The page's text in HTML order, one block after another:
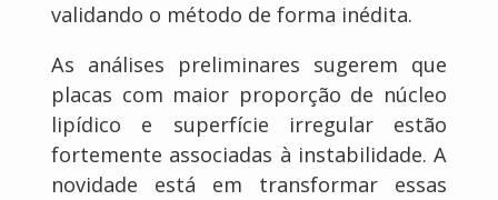
validando o método de forma inédita.
As análises preliminares sugerem que
placas com maior proporção de núcleo
lipídico e superfície irregular estão
fortemente associadas à instabilidade. A
novidade está em transformar essas